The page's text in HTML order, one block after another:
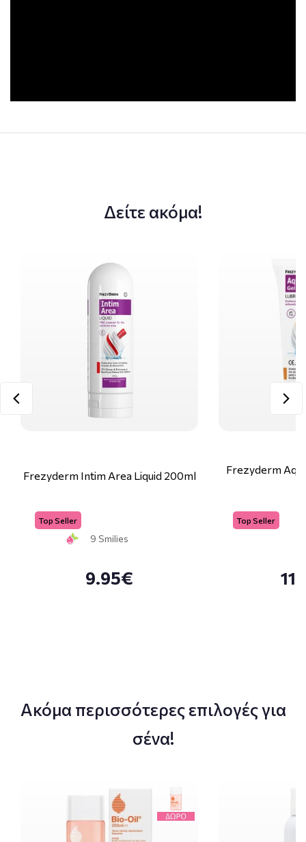
Δείτε ακόμα!
Frezyderm Intim Area Liquid 200ml
Top Seller
9 Smilies
9.95€
Frezyderm
Top Seller
Ακόμα περισσότερες επιλογές για
σένα!